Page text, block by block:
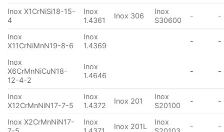
Inox X1CrNiSi18-15-
4
Inox
1.4361
Inox 306
Inox
S30600
- -
Inox
X11CrNiMnN19-8-6
Inox
1.4369
- -
Inox
X6CrMnNiCuN18-
12-4-2
Inox
1.4646
- -
Inox
X12CrMnNiN17-7-5
Inox
1.4372
Inox 201
Inox
S20100
- -
Inox X2CrMnNiN17-
Inox
Inox 201L
Inox
- -